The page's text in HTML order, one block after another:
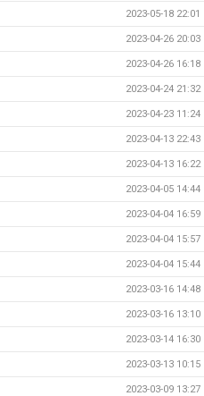
2023-05-18 22:01
2023-04-26 20:03
2023-04-26 16:18
2023-04-24 21:32
2023-04-23 11:24
2023-04-13 22:43
2023-04-13 16:22
2023-04-05 14:44
2023-04-04 16:59
2023-04-04 15:57
2023-04-04 15:44
2023-03-16 14:48
2023-03-16 13:10
2023-03-14 16:30
2023-03-13 10:15
2023-03-09 13:27